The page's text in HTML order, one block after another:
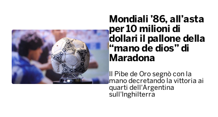
Mondiali ’86, all’asta
per 10 milioni di
dollari il pallone della
“mano de dios” di
Maradona
Il Pibe de Oro segnò con la
mano decretando la vittoria ai
quarti dell'Argentina
sull'Inghilterra